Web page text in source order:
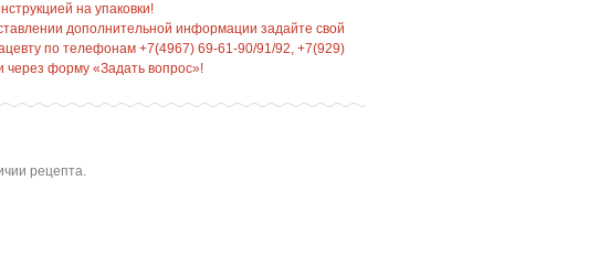
на упаковки!
дополнительной информации задайте свой
по телефонам +7(4967) 69-61-90/91/92, +7(929)
через форму «Задать вопрос»!
рецепта.